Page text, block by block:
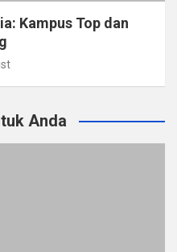
Kampus Top dan
Anda